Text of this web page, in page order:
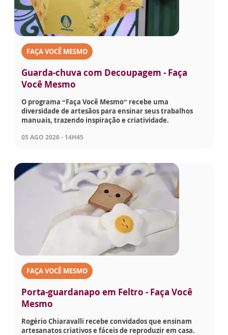
FAÇA VOCÊ MESMO
Guarda-chuva com Decoupagem - Faça
Você Mesmo
O programa “Faça Você Mesmo” recebe uma
diversidade de artesãos para ensinar seus trabalhos
manuais, trazendo inspiração e criatividade.
05 AGO 2026 - 14H45
FAÇA VOCÊ MESMO
Porta-guardanapo em Feltro - Faça Você
Mesmo
Rogério Chiaravalli recebe convidados que ensinam
artesanatos criativos e fáceis de reproduzir em casa.